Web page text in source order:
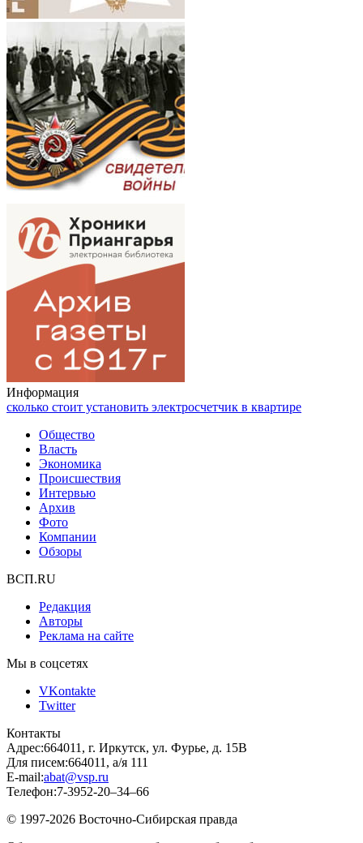
Информация
сколько стоит установить электросчетчик в квартире
Общество
Власть
Экономика
Происшествия
Интервью
Архив
Фото
Компании
Обзоры
ВСП.RU
Редакция
Авторы
Реклама на сайте
Мы в соцсетях
VKontakte
Twitter
Контакты
Адрес:664011, г. Иркутск, ул. Фурье, д. 15В
Для писем:664011, а/я 111
E-mail:abat@vsp.ru
Телефон:7-3952-20–34–66
© 1997-2026 Восточно-Сибирская правда